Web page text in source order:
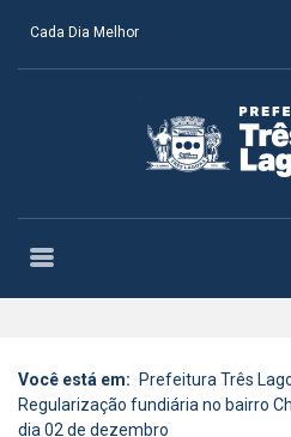
Cada Dia Melhor
Você está em: Prefeitura Três
Regularização fundiária no bairro
dia 02 de dezembro